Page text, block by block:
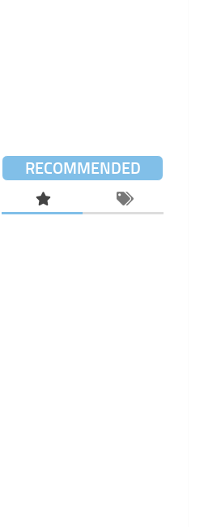
RECOMMENDED